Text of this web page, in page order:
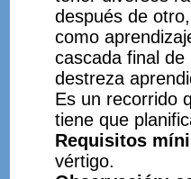
después de
como
cascada final
destreza
Es un recorrido
tiene que
Requisitos
vértigo.